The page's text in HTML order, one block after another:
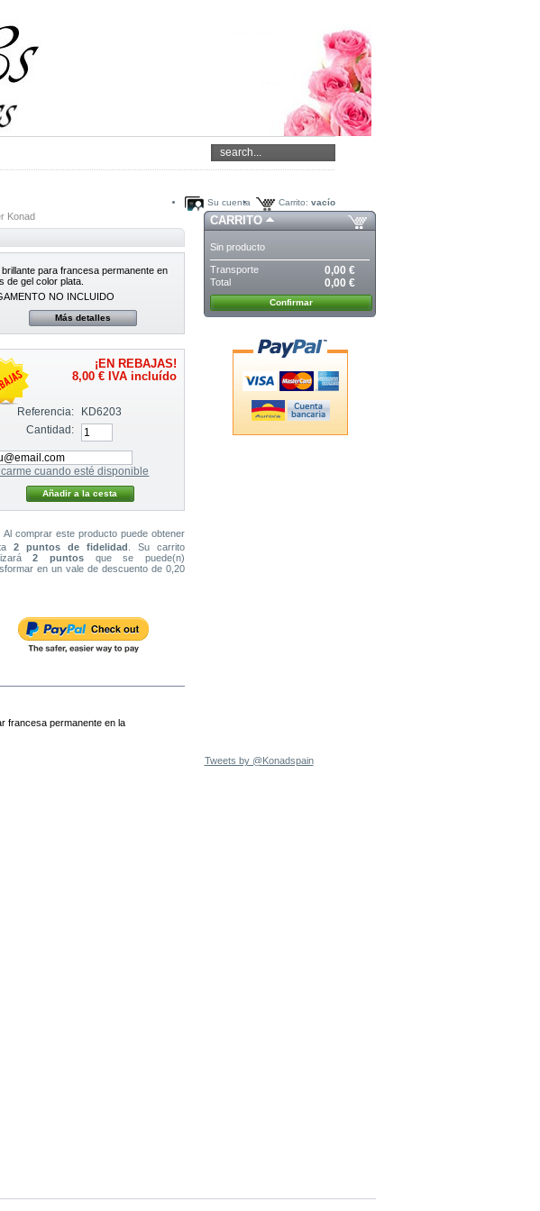
Carrito: vacío
Su cuenta
Konad
brillante para francesa permanente en
de gel color plata.
NO INCLUIDO
Más detalles
¡EN REBAJAS!
8,00 €IVA incluído
Referencia:
KD6203
Cantidad:
cuando esté disponible
Al comprar este producto puede obtener
2puntos de fidelidad . Su carrito
2 puntos que se puede(n)
en un vale de descuento de 0,20
francesa permanente en la
CARRITO
Sin producto
Transporte 0,00 €
Total 0,00 €
Confirmar
Tweets by @Konadspain